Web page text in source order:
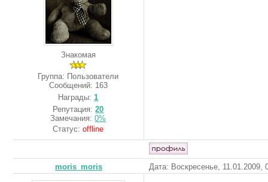
Знакомая
Группа: Пользователи
Сообщений: 163
Награды: 1
Репутация:20
Замечания:0%
Статус:offline
moris_moris Дата: Воскресенье,